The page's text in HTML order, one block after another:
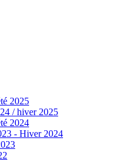
2025
/ hiver 2025
2024
- Hiver 2024